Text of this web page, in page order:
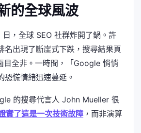
的全球風波
，全球 SEO 社群炸開了鍋。許
名出現了斷崖式下跌，搜尋結果頁
目全非。一時間，「Google 悄悄
恐慌情緒迅速蔓延。
的搜尋代言人 John Mueller 很
實了這是一次技術故障 ，而非演算